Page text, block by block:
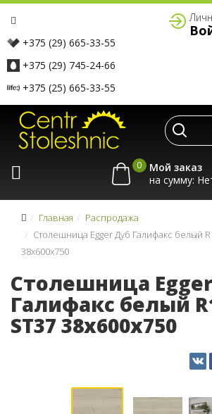
+375 (29) 665-33-55
+375 (29) 745-24-66
+375 (25) 665-33-55
0
Мой заказ
на сумму:
Главная
Распродажа
Столешница Egger Дуб Галифакс белый
38x600x750
Столешница
Галифакс белый
ST37 38x600x750